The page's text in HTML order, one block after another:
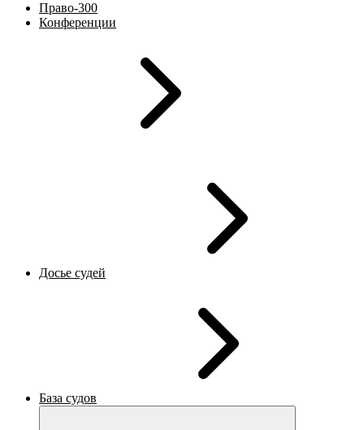
Право-300
Конференции
Досье судей
База судов